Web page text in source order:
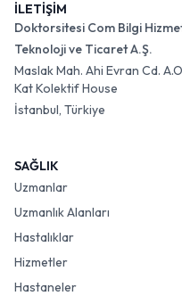
İLETİŞİM
Doktorsitesi Com Bilgi
Teknoloji ve Ticaret A.Ş.
Maslak Mah. Ahi Evran Cd.
Kat Kolektif House
İstanbul, Türkiye
SAĞLIK
Uzmanlar
Uzmanlık Alanları
Hastalıklar
Hizmetler
Hastaneler